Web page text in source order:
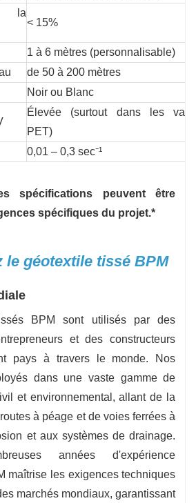
la
< 15%
1 à 6 mètres (personnalisable)
de 50 à 200 mètres
Noir ou Blanc
Élevée (surtout dans les
PET)
0,01 – 0,3 sec⁻¹
spécifications peuvent être
spécifiques du projet.*
le géotextile tissé BPM
BPM sont utilisés par des
et des constructeurs
pays à travers le monde. Nos
dans une vaste gamme de
et environnemental, allant de la
à péage et de voies ferrées à
et aux systèmes de drainage.
années d'expérience
maîtrise les exigences techniques
marchés mondiaux, garantissant